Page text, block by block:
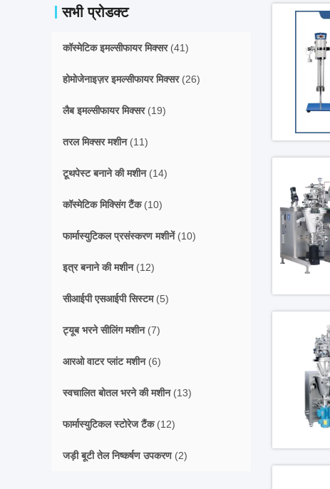
सभी प्रोडक्ट
कॉस्मेटिक इमल्सीफायर मिक्सर(41)
होमोजेनाइज़र इमल्सीफायर मिक्सर(26)
लैब इमल्सीफायर मिक्सर(19)
तरल मिक्सर मशीन(11)
टूथपेस्ट बनाने की मशीन(14)
कॉस्मेटिक मिक्सिंग टैंक(10)
फार्मास्युटिकल प्रसंस्करण मशीनें(10)
इत्र बनाने की मशीन(12)
सीआईपी एसआईपी सिस्टम(5)
ट्यूब भरने सीलिंग मशीन(7)
आरओ वाटर प्लांट मशीन(6)
स्वचालित बोतल भरने की मशीन(13)
फार्मास्युटिकल स्टोरेज टैंक(12)
जड़ी बूटी तेल निष्कर्षण उपकरण(2)